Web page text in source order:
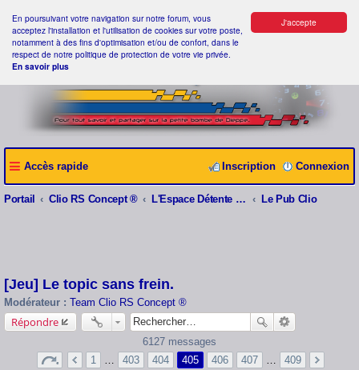
J'accepte
En poursuivant votre navigation sur notre forum, vous
acceptez l'installation et l'utilisation de cookies sur votre poste,
notamment à des fins d'optimisation et/ou de confort, dans le
respect de notre politique de protection de votre vie privée.
En savoir plus
Accès rapide Connexion
Inscription
Portail Clio RS Concept ® L'Espace Détente Clio RS Concept ® Le Pub Clio
[Jeu] Le topic sans frein.
Modérateur : Team Clio RS Concept ®
Répondre
6127 messages
1
403 404 405 406 407 409